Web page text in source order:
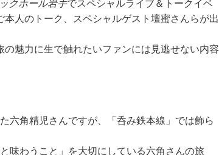
クホール岩手でスペシャルライブ＆トークイベ
人のトーク、スペシャルゲスト壇蜜さんらが出
魅力に生で触れたいファンには見逃せない内容
六角精児さんですが、「呑み鉄本線」では飾ら
味わうこと」を大切にしている六角さんの旅